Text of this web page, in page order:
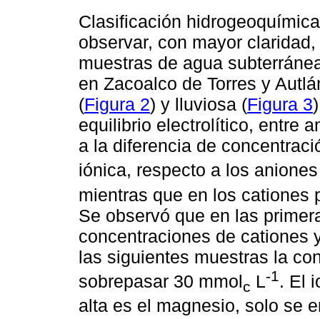
Clasificación
observar, con mayor
muestras de agua
en Zacoalco de Torres y
(Figura 2) y lluviosa (Figura 3
equilibrio electrolítico, entre
a la diferencia de
iónica, respecto a los
mientras que en los cationes
Se observó que en las
concentraciones de cationes
las siguientes muestras la
sobrepasar 30 mmolc L-1. El
alta es el magnesio, solo se